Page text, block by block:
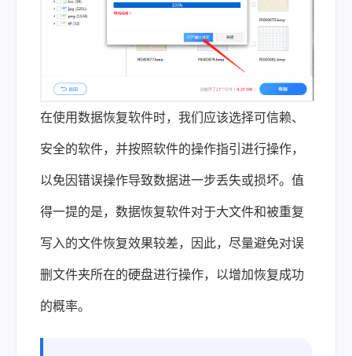
在使用数据恢复软件时，我们应该选择可信赖、
安全的软件，并按照软件的操作指引进行操作，
以免因错误操作导致数据进一步丢失或损坏。值
得一提的是，数据恢复软件对于大文件和被重复
写入的文件恢复效果较差，因此，尽量避免对误
删文件夹所在的硬盘进行操作，以增加恢复成功
的概率。